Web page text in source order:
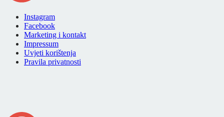
Instagram
Facebook
Marketing i kontakt
Impressum
Uvjeti korištenja
Pravila privatnosti